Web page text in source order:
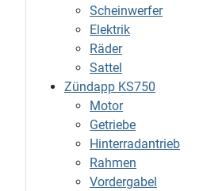
Scheinwerfer
Elektrik
Räder
Sattel
Zündapp KS750
Motor
Getriebe
Hinterradantrieb
Rahmen
Vordergabel